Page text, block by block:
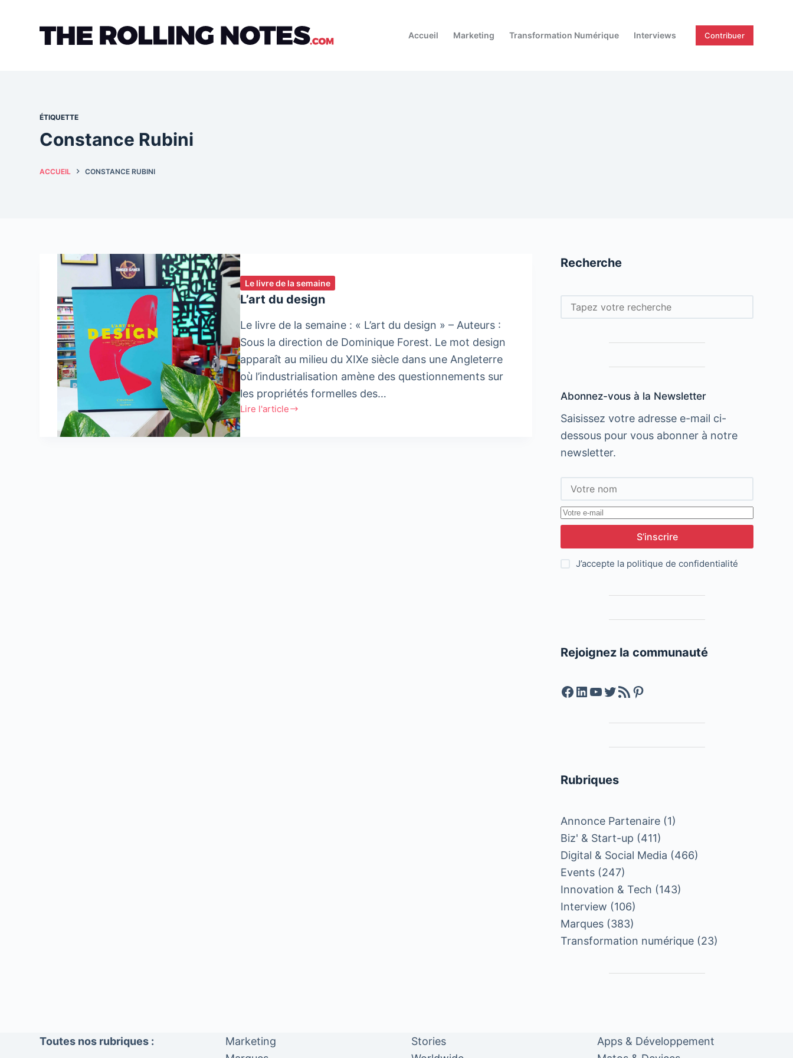
Accueil Marketing Transformation Numérique Interviews Contribuer
ÉTIQUETTE
Constance Rubini
ACCUEIL CONSTANCE RUBINI
Le livre de la semaine
L’art du design
Le livre de la semaine : « L’art du design » – Auteurs :
Sous la direction de Dominique Forest. Le mot design
apparaît au milieu du XIXe siècle dans une Angleterre
où l’industrialisation amène des questionnements sur
les propriétés formelles des…
Lire l'article
L’art
du
Recherche
Rechercher
Abonnez-vous à la Newsletter
Saisissez votre adresse e-mail ci-
dessous pour vous abonner à notre
newsletter.
S’inscrire
J’accepte la politique de confidentialité
Rejoignez la communauté
Facebook
LinkedIn
YouTube
Twitter
Feed RSSPinterest
Rubriques
Annonce Partenaire (1)
Biz' & Start-up (411)
Digital & Social Media (466)
Events (247)
Innovation & Tech (143)
Interview (106)
Marques (383)
Transformation numérique (23)
Toutes nos rubriques :
Marketing
Stories
Apps & Développement